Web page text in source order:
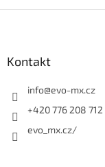
Kontakt
info@evo-mx.cz
+420 776 208 712
evo_mx.cz/